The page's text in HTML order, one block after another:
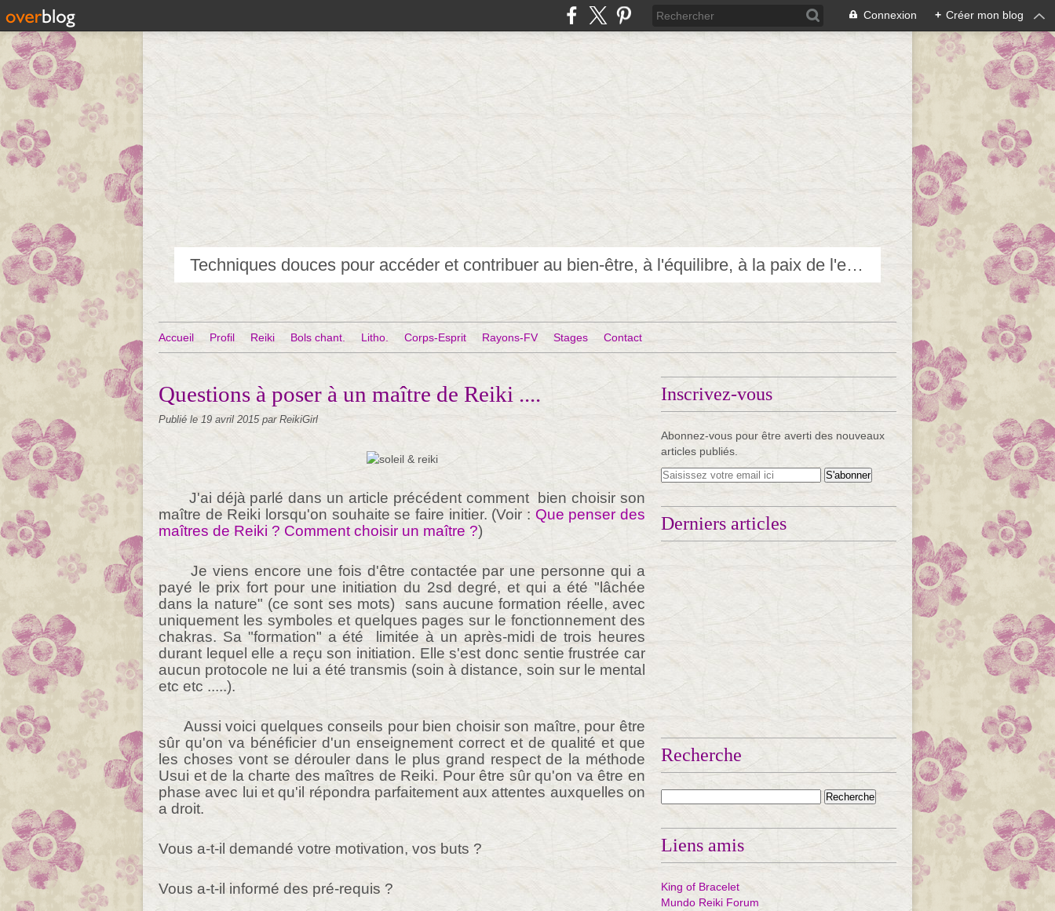
Connexion + Créer mon blog
Techniques douces pour accéder et contribuer au bien-être, à l'équilibre, à la paix de l'esprit...
Accueil Profil Reiki Bols chant. Litho. Corps-Esprit Rayons-FV Stages Contact
Questions à poser à un maître de Reiki ....
Publié le 19 avril 2015 par ReikiGirl
J'ai déjà parlé dans un article précédent comment bien choisir son
maître de Reiki lorsqu'on souhaite se faire initier. (Voir : Que penser des
maîtres de Reiki ? Comment choisir un maître ?)
Je viens encore une fois d'être contactée par une personne qui a
payé le prix fort pour une initiation du 2sd degré, et qui a été "lâchée
dans la nature" (ce sont ses mots) sans aucune formation réelle, avec
uniquement les symboles et quelques pages sur le fonctionnement des
chakras. Sa "formation" a été limitée à un après-midi de trois heures
durant lequel elle a reçu son initiation. Elle s'est donc sentie frustrée car
aucun protocole ne lui a été transmis (soin à distance, soin sur le mental
etc etc .....).
Aussi voici quelques conseils pour bien choisir son maître, pour être
sûr qu'on va bénéficier d'un enseignement correct et de qualité et que
les choses vont se dérouler dans le plus grand respect de la méthode
Usui et de la charte des maîtres de Reiki. Pour être sûr qu'on va être en
phase avec lui et qu'il répondra parfaitement aux attentes auxquelles on
a droit.
Vous a-t-il demandé votre motivation, vos buts ?
Vous a-t-il informé des pré-requis ?
Inscrivez-vous
Abonnez-vous pour être averti des nouveaux
articles publiés.
Derniers articles
Recherche
Liens amis
King of Bracelet
Mundo Reiki Forum